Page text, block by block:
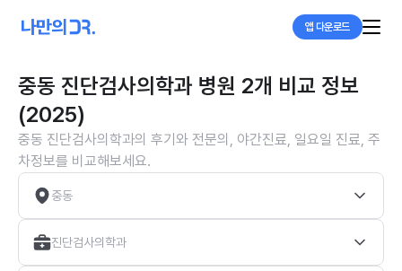
앱 다운로드
중동 진단검사의학과 병원 2개 비교 정보
(2025)
중동 진단검사의학과의 후기와 전문의, 야간진료, 일요일 진료, 주
차정보를 비교해보세요.
중동
진단검사의학과